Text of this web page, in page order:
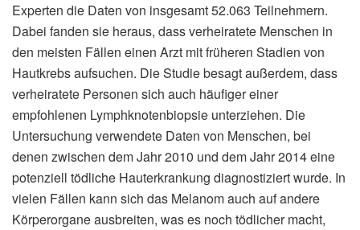
Experten die Daten von insgesamt 52.063 Teilnehmern.
Dabei fanden sie heraus, dass verheiratete Menschen in
den meisten Fällen einen Arzt mit früheren Stadien von
Hautkrebs aufsuchen. Die Studie besagt außerdem, dass
verheiratete Personen sich auch häufiger einer
empfohlenen Lymphknotenbiopsie unterziehen. Die
Untersuchung verwendete Daten von Menschen, bei
denen zwischen dem Jahr 2010 und dem Jahr 2014 eine
potenziell tödliche Hauterkrankung diagnostiziert wurde. In
vielen Fällen kann sich das Melanom auch auf andere
Körperorgane ausbreiten, was es noch tödlicher macht,